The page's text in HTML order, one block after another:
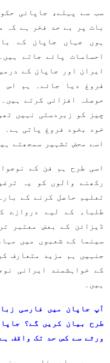
سب سے پہلے، جاپانی
بات پر بے حد فخر ہے کہ
ہوں جہاں جاپان کے
احساسات پائے جاتے
ایران اور جاپان کے
فروغ دیا جائے۔ ہم اس
حوصلہ افزائی کرتے
چیز کو زبردستی نہیں
خود بخود فروغ پاتی ہے۔
اسے محض تشہیر سمجھتے
اسی طرح ہم فن کے
رکھنے والوں کو یہ
تعلیم حاصل کرنے کے
طلباء کے لیے دروازے
ڈیزائن کے بعض معتبر
سینما کے شعبوں میں
جنہیں ہم مزید متعارف
کے خواہشمند ایرانی
ہیں۔
آپ جاپان میں فارسی
طرح بیان کریں گے؟
ورثے سے کس حد تک واقف